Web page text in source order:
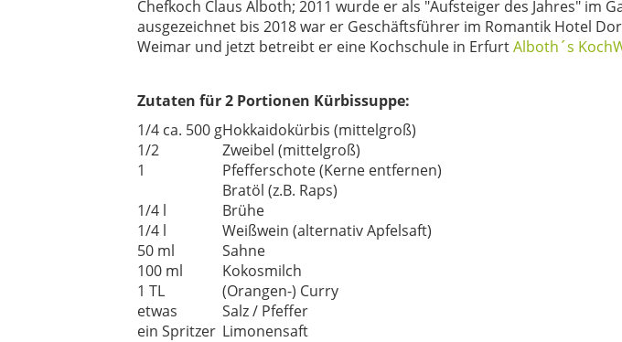
Chefkoch Claus Alboth; 2011 wurde er als "Aufsteiger des Jahres" im
ausgezeichnet bis 2018 war er Geschäftsführer im Romantik Hotel
Weimar und jetzt betreibt er eine Kochschule in ErfurtAlboth´s
Zutaten für 2 Portionen Kürbissuppe:
1/4 ca. 500 gHokkaidokürbis (mittelgroß)
1/2
Zweibel (mittelgroß)
1
Pfefferschote (Kerne entfernen)
Bratöl (z.B. Raps)
1/4 l
Brühe
1/4 l
Weißwein (alternativ Apfelsaft)
50 ml
Sahne
100 ml
Kokosmilch
1 TL
(Orangen-) Curry
etwas
Salz / Pfeffer
ein Spritzer Limonensaft